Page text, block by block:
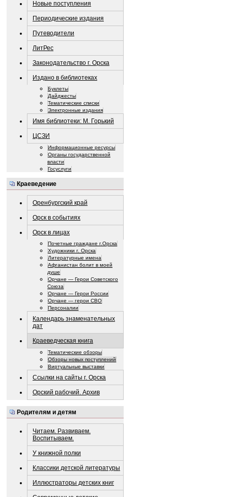
Новые поступления
Периодические издания
Путеводители
ЛитРес
Законодательство г. Орска
Издано в библиотеках
Буклеты
Дайджесты
Тематические списки
Электронные издания
Имя библиотеки: М. Горький
ЦСЗИ
Информационные ресурсы
Органы государственной
власти
Госуслуги
Краеведение
Оренбургский край
Орск в событиях
Орск в лицах
Почетные граждане г.Орска
Художники г. Орска
Литературные имена
Афганистан болит в моей
душе
Орчане — Герои Советского
Союза
Орчане — Герои России
Орчане — герои СВО
Персоналии
Календарь знаменательных
дат
Краеведческая книга
Тематические обзоры
Обзоры новых поступлений
Виртуальные выставки
Ссылки на сайты г. Орска
Орский рабочий. Архив
Родителям и детям
Читаем. Развиваем.
Воспитываем.
У книжной полки
Классики детской литературы
Иллюстраторы детских книг